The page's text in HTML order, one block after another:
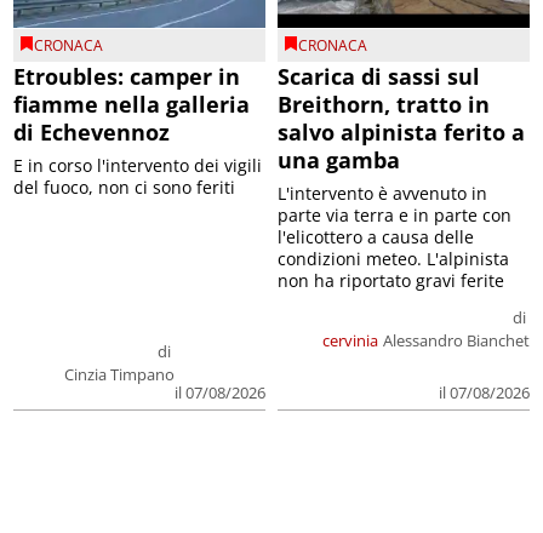
CRONACA
Etroubles: camper in
fiamme nella galleria
di Echevennoz
di
Cinzia Timpano
il 07/08/2026
E in corso l'intervento dei vigili
del fuoco, non ci sono feriti
CRONACA
Scarica di sassi sul
Breithorn, tratto in
salvo alpinista ferito a
una gamba
cervinia
di
Alessandro Bianchet
il 07/08/2026
L'intervento è avvenuto in
parte via terra e in parte con
l'elicottero a causa delle
condizioni meteo. L'alpinista
non ha riportato gravi ferite